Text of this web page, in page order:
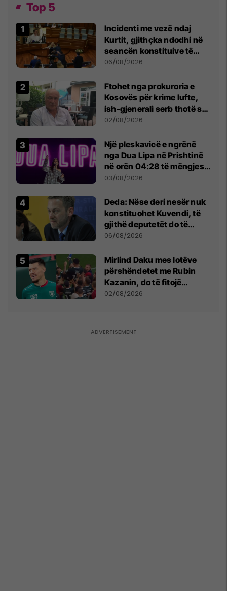
Top 5
Incidenti me vezë ndaj
Kurtit, gjithçka ndodhi në
seancën konstituive të
Kuvendit
06/08/2026
Ftohet nga prokuroria e
Kosovës për krime lufte,
ish-gjenerali serb thotë se
dikush e tradhtoi në
02/08/2026
Një pleskavicë e ngrënë
nga Dua Lipa në Prishtinë
në orën 04:28 të mëngjesit
- dhe bota digjitale serbe
03/08/2026
Deda: Nëse deri nesër nuk
konstituohet Kuvendi, të
gjithë deputetët do të
bëjnë shkelje të rëndë
06/08/2026
Mirlind Daku mes lotëve
përshëndetet me Rubin
Kazanin, do të fitojë
miliona te Spartak Moska
02/08/2026